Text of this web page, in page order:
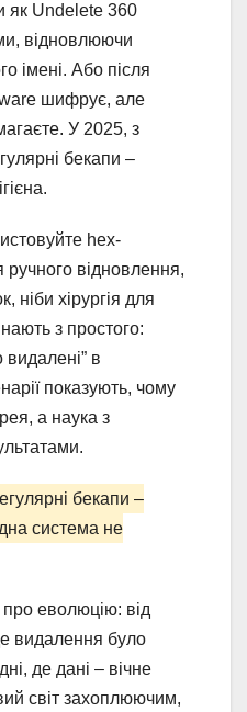
як Undelete 360
відновлюючи
імені. Або після
шифрує, але
У 2025, з
бекапи –
hex-
відновлення,
ніби хірургія для
з простого:
в
показують, чому
а наука з
бекапи –
система не
еволюцію: від
видалення було
де дані – вічне
світ захоплюючим,